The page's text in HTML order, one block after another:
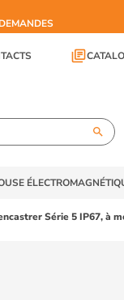
library_books
search
Série 5 IP67, à